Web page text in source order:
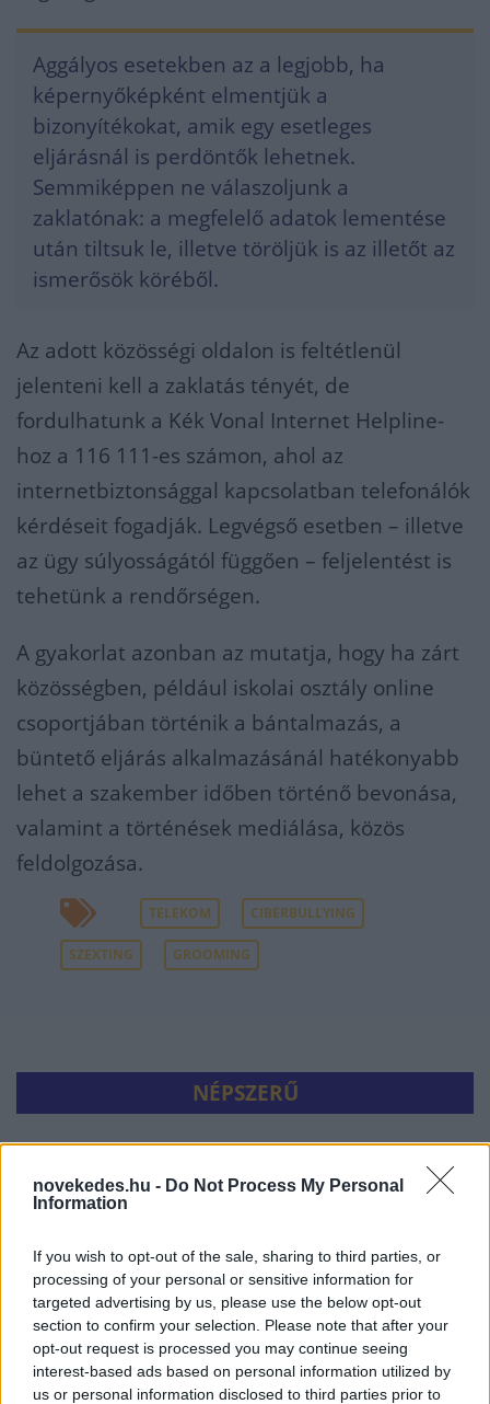
novekedes.hu - Do Not Process My Personal
Information
If you wish to opt-out of the sale, sharing to third parties, or
processing of your personal or sensitive information for
targeted advertising by us, please use the below opt-out
section to confirm your selection. Please note that after your
opt-out request is processed you may continue seeing
interest-based ads based on personal information utilized by
us or personal information disclosed to third parties prior to
Aggályos esetekben az a legjobb, ha
képernyőképként elmentjük a
bizonyítékokat, amik egy esetleges
eljárásnál is perdöntők lehetnek.
Semmiképpen ne válaszoljunk a
zaklatónak: a megfelelő adatok lementése
után tiltsuk le, illetve töröljük is az illetőt az
ismerősök köréből.
Az adott közösségi oldalon is feltétlenül
jelenteni kell a zaklatás tényét, de
fordulhatunk a Kék Vonal Internet Helpline-
hoz a 116 111-es számon, ahol az
internetbiztonsággal kapcsolatban telefonálók
kérdéseit fogadják. Legvégső esetben – illetve
az ügy súlyosságától függően – feljelentést is
tehetünk a rendőrségen.
A gyakorlat azonban az mutatja, hogy ha zárt
közösségben, például iskolai osztály online
csoportjában történik a bántalmazás, a
büntető eljárás alkalmazásánál hatékonyabb
lehet a szakember időben történő bevonása,
valamint a történések mediálása, közös
feldolgozása.
TELEKOM CIBERBULLYING
SZEXTING GROOMING
NÉPSZERŰ
Hitelfordulat 2026: elzárja a pénzcsapot az
állam